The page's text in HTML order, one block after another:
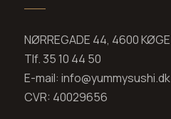
NØRREGADE 44, 4600 KØGE
Tlf. 35 10 44 50
E-mail: info@yummysushi.dk
CVR: 40029656